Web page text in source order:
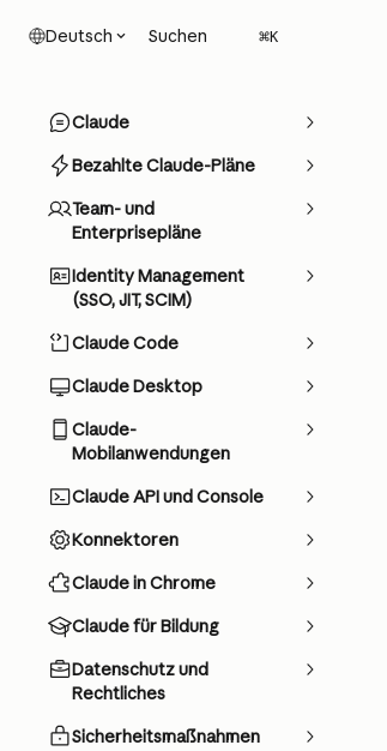
Deutsch Suchen ⌘K
Claude
Bezahlte Claude-Pläne
Team- und
Enterprisepläne
Identity Management
(SSO, JIT, SCIM)
Claude Code
Claude Desktop
Claude-
Mobilanwendungen
Claude API und Console
Konnektoren
Claude in Chrome
Claude für Bildung
Datenschutz und
Rechtliches
Sicherheitsmaßnahmen